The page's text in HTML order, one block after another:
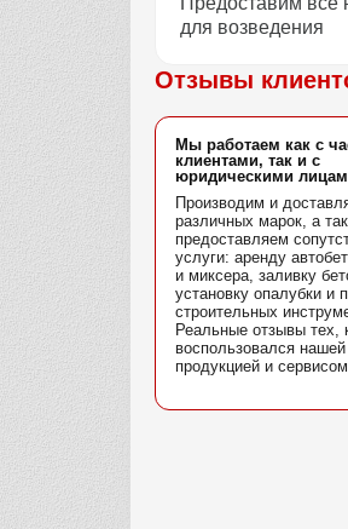
для возведения
Отзывы
Мы работаем как с
клиентами, так и с
юридическими
Производим и
различных марок, а
предоставляем
услуги: аренду
и миксера, заливку
установку опалубки и
строительных
Реальные отзывы тех,
воспользовался нашей
продукцией и